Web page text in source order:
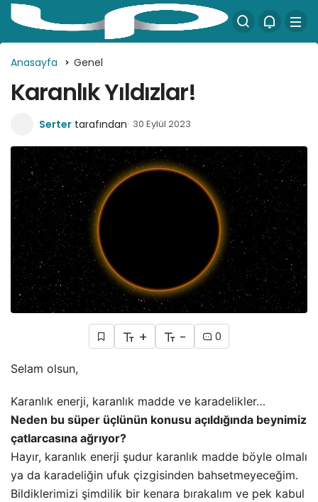
Anasayfa Genel
Karanlık Yıldızlar!
Serter tarafından 30 Eylül 2023
+ - 0
Selam olsun,
Karanlık enerji, karanlık madde ve karadelikler…
Neden bu süper üçlünün konusu açıldığında beynimiz
çatlarcasına ağrıyor?
Hayır, karanlık enerji şudur karanlık madde böyle olmalı
ya da karadeliğin ufuk çizgisinden bahsetmeyeceğim.
Bildiklerimizi şimdilik bir kenara bırakalım ve pek kabul